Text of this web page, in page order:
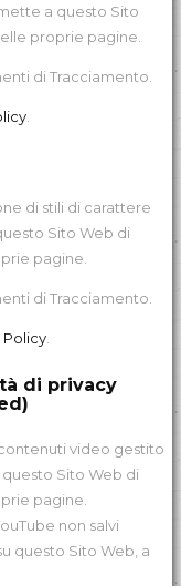
a questo Sito
proprie pagine.
di Tracciamento.
di stili di carattere
Sito Web di
pagine.
di Tracciamento.
Policy.
di privacy
video gestito
Sito Web di
pagine.
non salvi
questo Sito Web, a